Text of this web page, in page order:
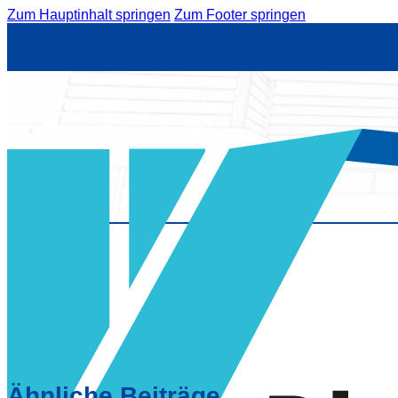
Zum Hauptinhalt springen Zum Footer springen
info@blechdachhandel.de
Anmelden / Registrieren